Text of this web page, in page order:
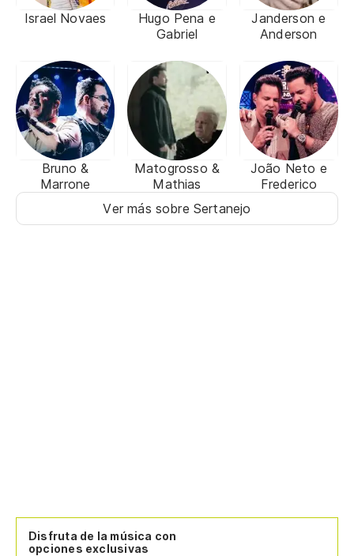
Israel Novaes
Hugo Pena e
Gabriel
Janderson e
Anderson
Bruno &
Marrone
Matogrosso &
Mathias
João Neto e
Frederico
Ver más sobre Sertanejo
Disfruta de la música con
opciones exclusivas